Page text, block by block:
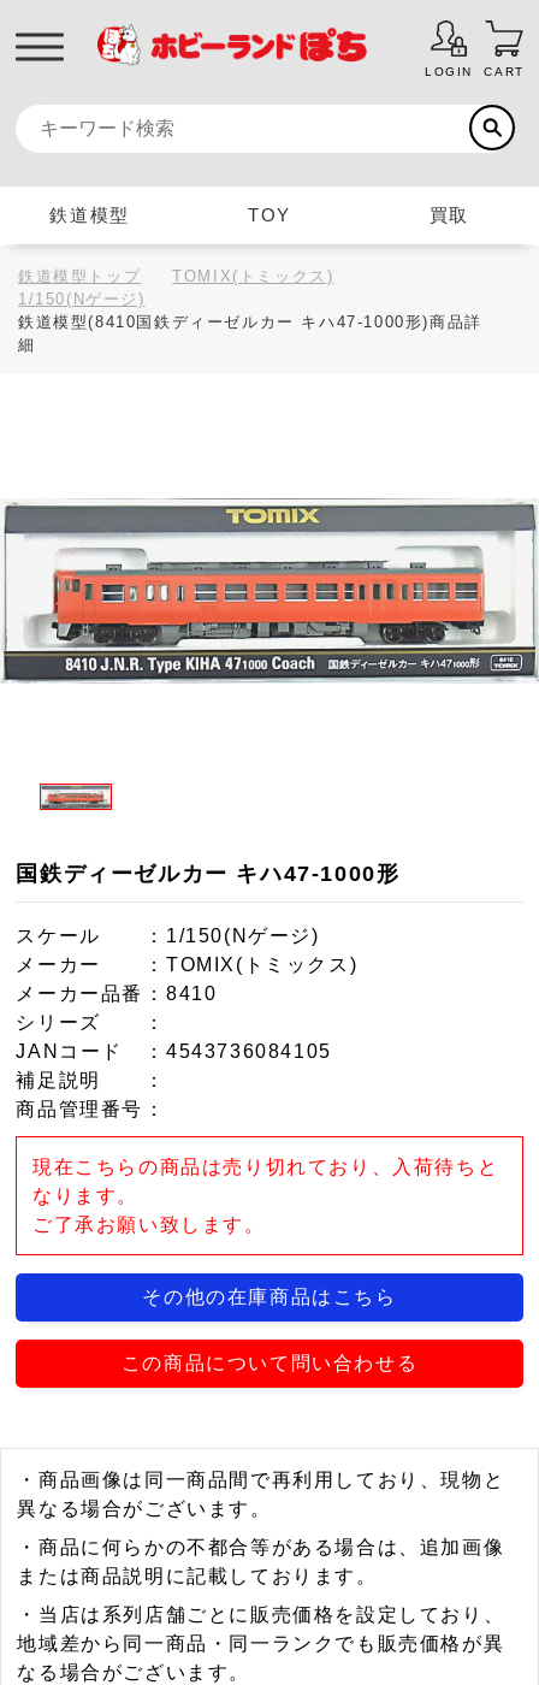
LOGIN CART
鉄道模型 TOY 買取
鉄道模型トップ
TOMIX(トミックス)
1/150(Nゲージ)
鉄道模型(8410国鉄ディーゼルカー キハ47-1000形)商品詳
細
国鉄ディーゼルカー キハ47-1000形
スケール
：1/150(Nゲージ)
メーカー
：TOMIX(トミックス)
メーカー品番
：8410
シリーズ
：
JANコード
：4543736084105
補足説明
：
商品管理番号 ：
現在こちらの商品は売り切れており、入荷待ちと
なります。
ご了承お願い致します。
その他の在庫商品はこちら
この商品について問い合わせる
・商品画像は同一商品間で再利用しており、現物と
異なる場合がございます。
・商品に何らかの不都合等がある場合は、追加画像
または商品説明に記載しております。
・当店は系列店舗ごとに販売価格を設定しており、
地域差から同一商品・同一ランクでも販売価格が異
なる場合がございます。